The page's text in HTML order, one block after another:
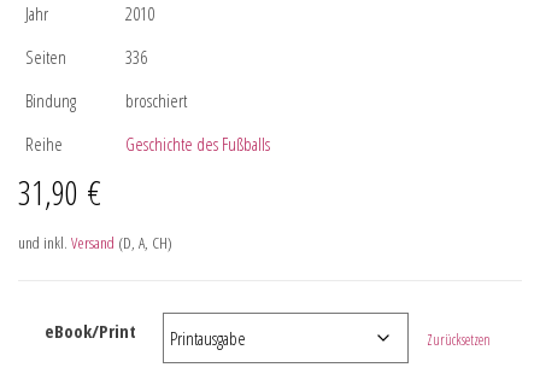
Jahr
2010
Seiten
336
Bindung
broschiert
Reihe
Geschichte des Fußballs
31,90 €
und inkl. Versand (D, A, CH)
eBook/Print Zurücksetzen